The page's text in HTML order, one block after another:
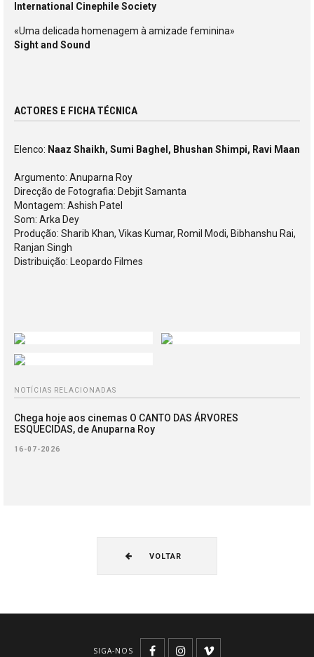
International Cinephile Society
«Uma delicada homenagem à amizade feminina»
Sight and Sound
ACTORES E FICHA TÉCNICA
Elenco: Naaz Shaikh, Sumi Baghel, Bhushan Shimpi, Ravi Maan
Argumento: Anuparna Roy
Direcção de Fotografia: Debjit Samanta
Montagem: Ashish Patel
Som: Arka Dey
Produção: Sharib Khan, Vikas Kumar, Romil Modi, Bibhanshu Rai,
Ranjan Singh
Distribuição: Leopardo Filmes
NOTÍCIAS RELACIONADAS
Chega hoje aos cinemas O CANTO DAS ÁRVORES
ESQUECIDAS, de Anuparna Roy
16-07-2026
VOLTAR
SIGA-NOS